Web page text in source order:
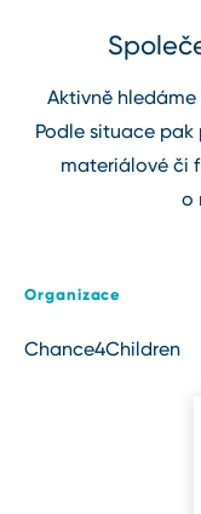
Aktivně
Podle situace
materiálové či
o
Organizace
Chance4Children